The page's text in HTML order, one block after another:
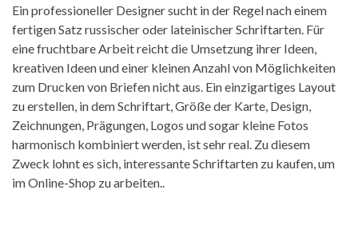
Ein professioneller Designer sucht in der Regel nach einem
fertigen Satz russischer oder lateinischer Schriftarten. Für
eine fruchtbare Arbeit reicht die Umsetzung ihrer Ideen,
kreativen Ideen und einer kleinen Anzahl von Möglichkeiten
zum Drucken von Briefen nicht aus. Ein einzigartiges Layout
zu erstellen, in dem Schriftart, Größe der Karte, Design,
Zeichnungen, Prägungen, Logos und sogar kleine Fotos
harmonisch kombiniert werden, ist sehr real. Zu diesem
Zweck lohnt es sich, interessante Schriftarten zu kaufen, um
im Online-Shop zu arbeiten..